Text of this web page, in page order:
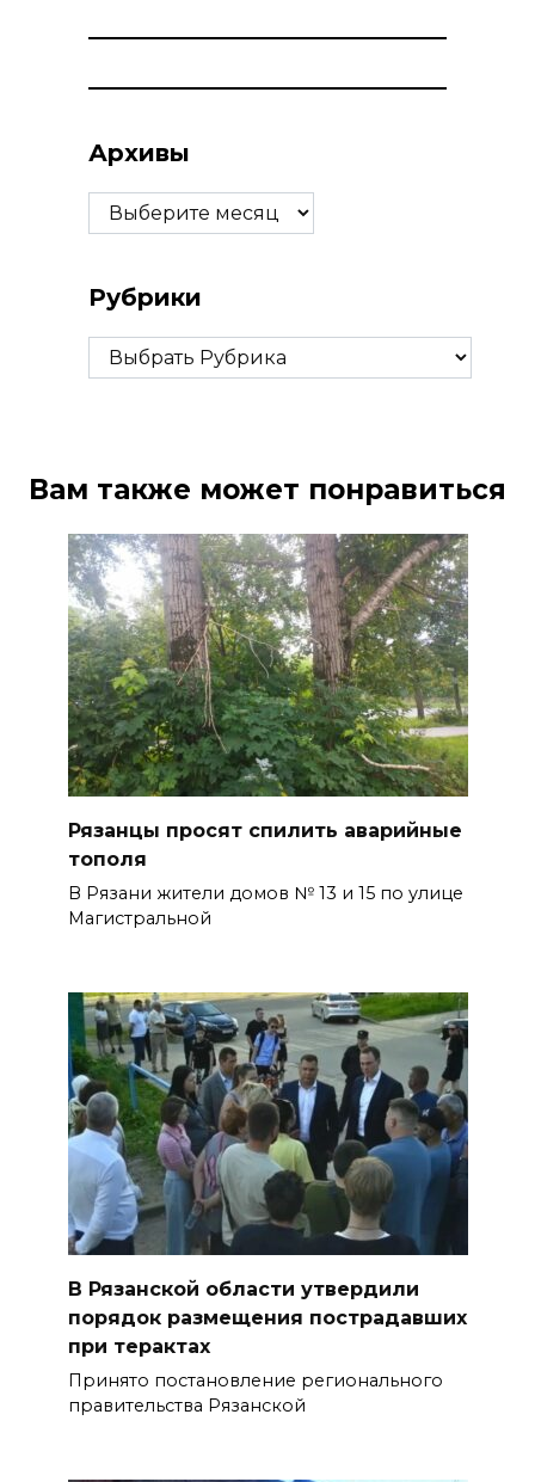
Архивы
Архивы
Рубрики
Рубрики
Вам также может понравиться
Рязанцы просят спилить аварийные
тополя
В Рязани жители домов № 13 и 15 по улице
Магистральной
В Рязанской области утвердили
порядок размещения пострадавших
при терактах
Принято постановление регионального
правительства Рязанской